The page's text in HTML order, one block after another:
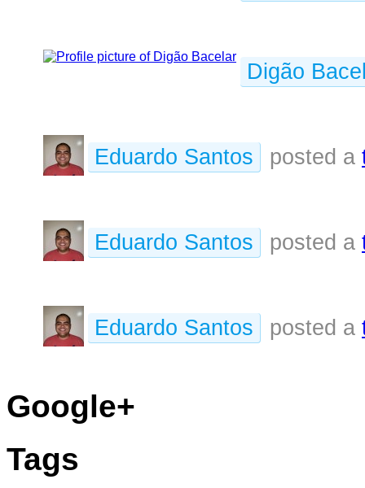
Digão
Eduardo Santos posted a
Eduardo Santos posted a
Eduardo Santos posted a
Google+
Tags